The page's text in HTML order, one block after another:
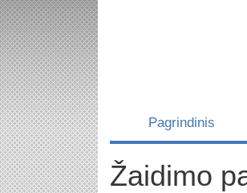
Pagrindinis
Žaidimo